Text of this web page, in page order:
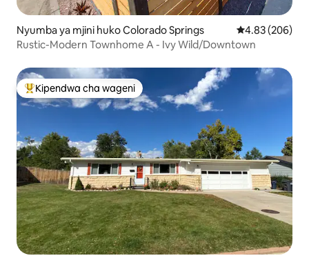
Nyumba ya mjini huko Colorado Springs Ukadiriaji wa
4.83 (206)
Rustic-Modern Townhome A - Ivy Wild/Downtown
Kipendwa maarufu cha wageni
Kipendwa cha wageni